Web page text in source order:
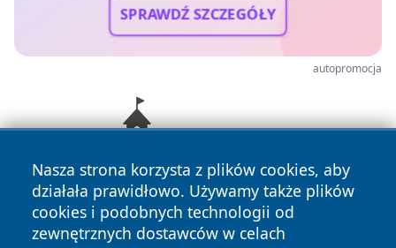
SPRAWDŹ SZCZEGÓŁY
autopromocja
Nasza strona korzysta z plików cookies, aby
działała prawidłowo. Używamy także plików
cookies i podobnych technologii od
zewnętrznych dostawców w celach